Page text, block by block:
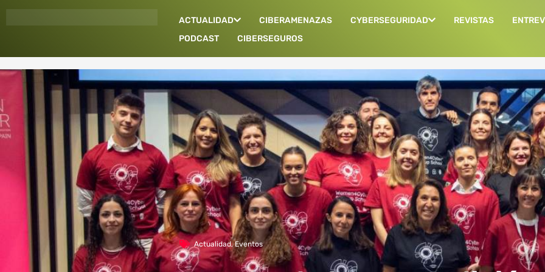
ACTUALIDAD CIBERAMENAZAS CYBERSEGURIDAD REVISTAS
PODCAST
CIBERSEGUROS
Actualidad,Eventos